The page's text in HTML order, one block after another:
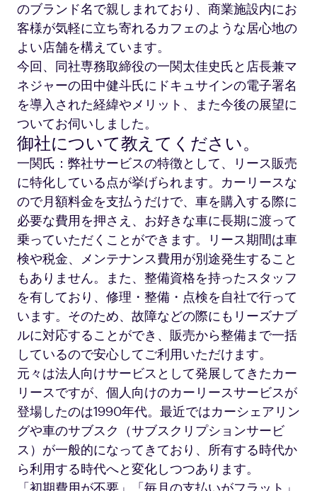
のブランド名で親しまれており、商業施設内にお
客様が気軽に立ち寄れるカフェのような居心地の
よい店舗を構えています。
今回、同社専務取締役の一関太佳史氏と店長兼マ
ネジャーの田中健斗氏にドキュサインの電子署名
を導入された経緯やメリット、また今後の展望に
ついてお伺いしました。
御社について教えてください。
一関氏：弊社サービスの特徴として、リース販売
に特化している点が挙げられます。カーリースな
ので月額料金を支払うだけで、車を購入する際に
必要な費用を押さえ、お好きな車に長期に渡って
乗っていただくことができます。リース期間は車
検や税金、メンテナンス費用が別途発生すること
もありません。また、整備資格を持ったスタッフ
を有しており、修理・整備・点検を自社で行って
います。そのため、故障などの際にもリーズナブ
ルに対応することができ、販売から整備まで一括
しているので安心してご利用いただけます。
元々は法人向けサービスとして発展してきたカー
リースですが、個人向けのカーリースサービスが
登場したのは1990年代。最近ではカーシェアリン
グや車のサブスク（サブスクリプションサービ
ス）が一般的になってきており、所有する時代か
ら利用する時代へと変化しつつあります。